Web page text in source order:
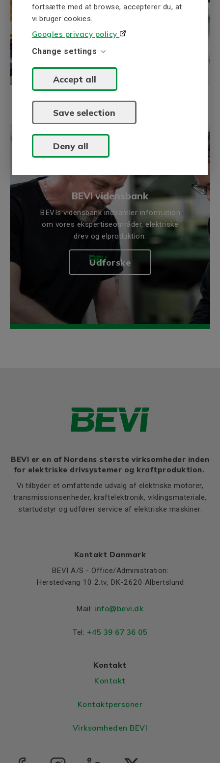
fortsætte med at browse, accepterer du, at
vi bruger cookies.
Googles privacy policy
Change settings
Accept all
Save selection
Deny all
BEVI vidensbank
BEVIs vidensbank indsamler information
om vores ekspertiseområder, elektriske
drev og elproduktion.
Udforske
BEVI er en af Nordens største virksomheder inden
for elektriske drivsystemer og kraftproduktion.
Vi tilbyder et omfattende udvalg af elektriske motorer,
transmissionsenheder, kraftelektronik, viklingsmateriale,
startudstyr og udfører service af elektriske maskiner.
Kontakt Danmark
BEVI A/S - Office/Administration:
Herstedvang 10 2.tv, DK-2620 Albertslund
Mail: info@bevi.dk
Tel: +45 39 67 36 05
Kontakt
Kontakt
Kontaktpersoner
Virksomheden BEVI